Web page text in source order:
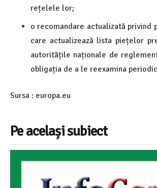
rețelele lor;
o recomandare actualizată privind
care actualizează lista piețelor
autoritățile naționale de
obligația de a le reexamina
Sursa : europa.eu
Pe același subiect